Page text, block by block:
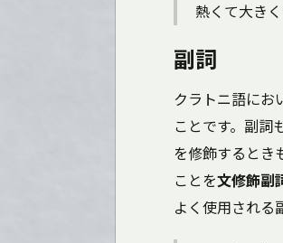
熱くて大き
副詞
クラトニ語にお
ことです。副詞
を修飾するとき
ことを文修飾副
よく使用される